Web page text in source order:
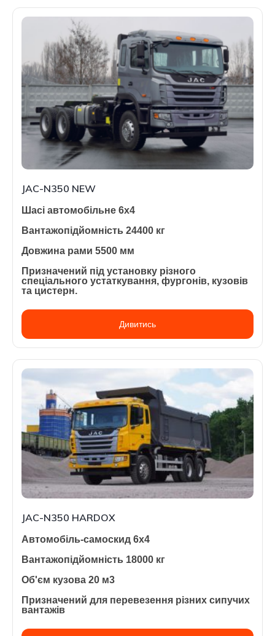
JAC-N350 NEW
Шасі автомобільне 6х4
Вантажопідйомність 24400 кг
Довжина рами 5500 мм
Призначений під установку різного
спеціального устаткування, фургонів, кузовів
та цистерн.
Дивитись
JAC-N350 HARDOX
Автомобіль-самоскид 6х4
Вантажопідйомність 18000 кг
Об'єм кузова 20 м3
Призначений для перевезення різних сипучих
вантажів